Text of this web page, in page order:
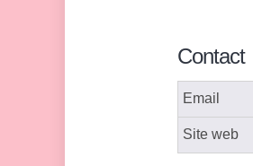
Contact
Email
Site web